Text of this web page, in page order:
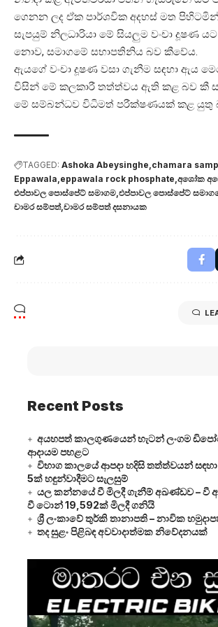
ගෙනන ලද ඒක පාර්ශවික අදහස් මත පිහිටමින්
සැපයුම් නිලධාරියා මේ සියලුම වංචා දූෂණ
නොව, සමාගමේ සභාපතිනිය බව කීවේය.
ඇයගේ වංචා දූෂණ වසා ගැනීම සඳහා ඇය
විසින් මේ කලකාරී තත්ත්වය ඇති කළ බව කී
මේ සම්බන්ධව විධිමත් පරීක්ෂණයක් කළ යුතු
TAGGED: Ashoka Abeysinghe chamara
Eppawala eppawala rock phosphate අශෝක
එප්පාවල පොස්පේට් සමාගම එප්පාවල පොස්පේට්
චාමර සම්පත් චාමර සම්පත් දසනායක
Recent Posts
අයහපත් කාලගුණයෙන් හැටන් ලංගම
ආදායම පහළට
විභාග කාලයේ ආපදා හදිසි තත්ත්වයන්
5ක් හඳුන්වාදීමට සැලසුම්
යල කන්නයේ වී මිලදී ගැනීම් අඛණ්ඩව – වී
වී ටොන් 19,592ක් මිලදී ගනියි
ශ්‍රී ලංකාවේ තුර්කි තානාපති – නාවික
තද සුළං පිළිබඳ අවවාදාත්මක නිවේදනයක්
Player